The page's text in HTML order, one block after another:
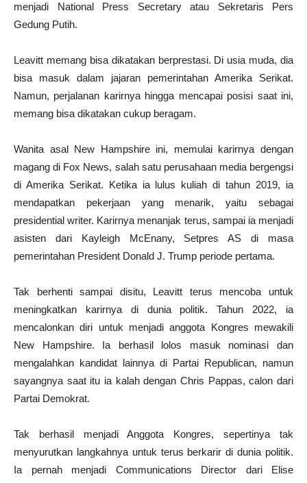
menjadi National Press Secretary atau Sekretaris Pers
Gedung Putih.
Leavitt memang bisa dikatakan berprestasi. Di usia muda, dia
bisa masuk dalam jajaran pemerintahan Amerika Serikat.
Namun, perjalanan karirnya hingga mencapai posisi saat ini,
memang bisa dikatakan cukup beragam.
Wanita asal New Hampshire ini, memulai karirnya dengan
magang di Fox News, salah satu perusahaan media bergengsi
di Amerika Serikat. Ketika ia lulus kuliah di tahun 2019, ia
mendapatkan pekerjaan yang menarik, yaitu sebagai
presidential writer. Karirnya menanjak terus, sampai ia menjadi
asisten dari Kayleigh McEnany, Setpres AS di masa
pemerintahan President Donald J. Trump periode pertama.
Tak berhenti sampai disitu, Leavitt terus mencoba untuk
meningkatkan karirnya di dunia politik. Tahun 2022, ia
mencalonkan diri untuk menjadi anggota Kongres mewakili
New Hampshire. Ia berhasil lolos masuk nominasi dan
mengalahkan kandidat lainnya di Partai Republican, namun
sayangnya saat itu ia kalah dengan Chris Pappas, calon dari
Partai Demokrat.
Tak berhasil menjadi Anggota Kongres, sepertinya tak
menyurutkan langkahnya untuk terus berkarir di dunia politik.
Ia pernah menjadi Communications Director dari Elise